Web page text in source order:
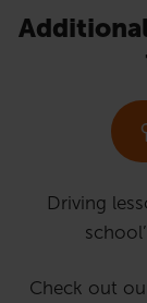
Driving
Check out